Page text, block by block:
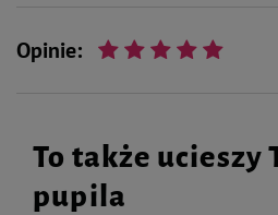
Opinie:
To także ucieszy
pupila